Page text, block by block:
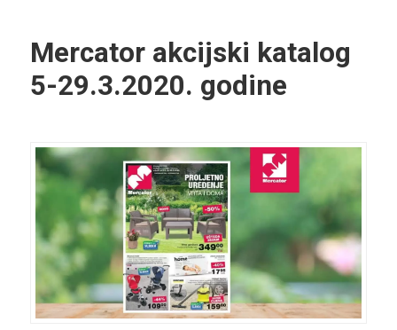
Mercator akcijski katalog
5-29.3.2020. godine